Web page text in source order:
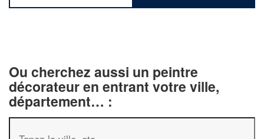
Ou cherchez aussi un peintre
décorateur en entrant votre ville,
département… :